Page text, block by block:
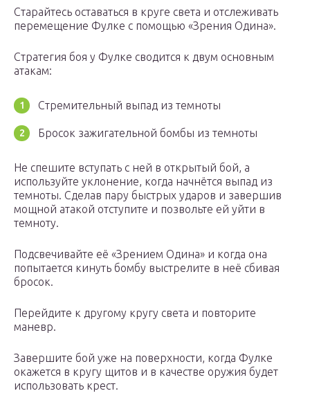
Старайтесь оставаться в круге света и отслеживать
перемещение Фулке с помощью «Зрения Одина».
Стратегия боя у Фулке сводится к двум основным
атакам:
Стремительный выпад из темноты
Бросок зажигательной бомбы из темноты
Не спешите вступать с ней в открытый бой, а
используйте уклонение, когда начнётся выпад из
темноты. Сделав пару быстрых ударов и завершив
мощной атакой отступите и позвольте ей уйти в
темноту.
Подсвечивайте её «Зрением Одина» и когда она
попытается кинуть бомбу выстрелите в неё сбивая
бросок.
Перейдите к другому кругу света и повторите
маневр.
Завершите бой уже на поверхности, когда Фулке
окажется в кругу щитов и в качестве оружия будет
использовать крест.